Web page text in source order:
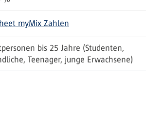
myMix Zahlen
bis 25 Jahre (Studenten,
Teenager, junge Erwachsene)